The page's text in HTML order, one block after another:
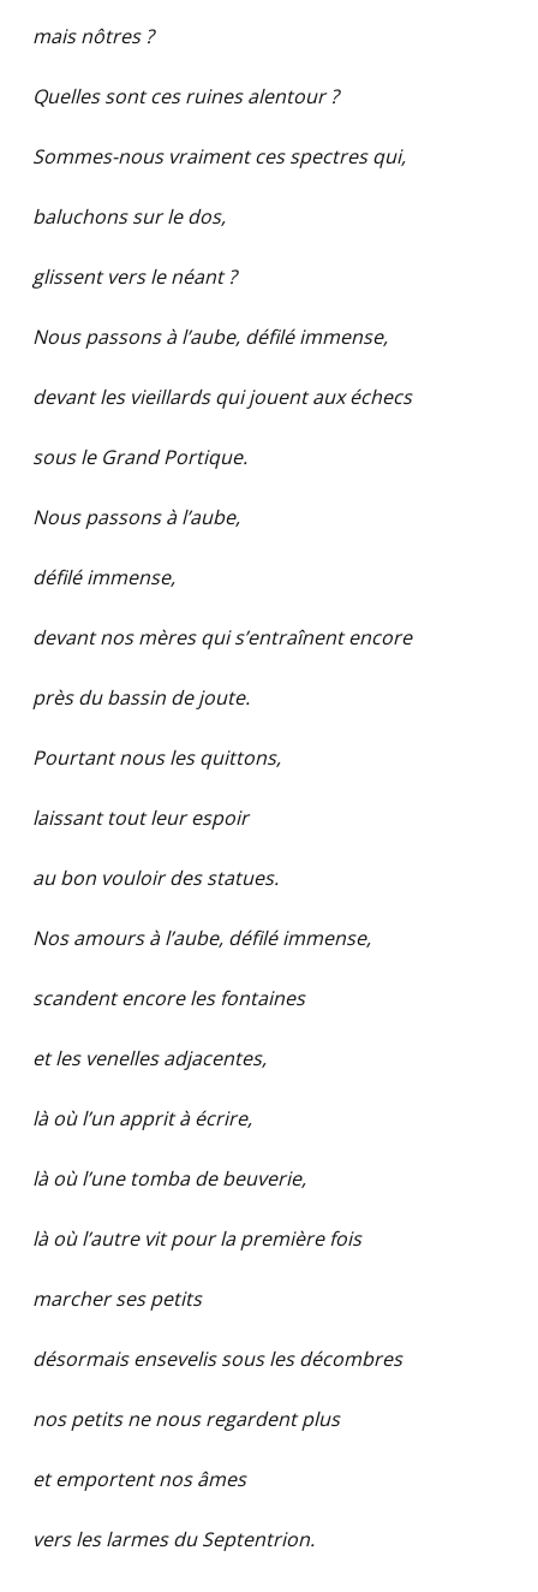
mais nôtres ?
Quelles sont ces ruines alentour ?
Sommes-nous vraiment ces spectres qui,
baluchons sur le dos,
glissent vers le néant ?
Nous passons à l’aube, défilé immense,
devant les vieillards qui jouent aux échecs
sous le Grand Portique.
Nous passons à l’aube,
défilé immense,
devant nos mères qui s’entraînent encore
près du bassin de joute.
Pourtant nous les quittons,
laissant tout leur espoir
au bon vouloir des statues.
Nos amours à l’aube, défilé immense,
scandent encore les fontaines
et les venelles adjacentes,
là où l’un apprit à écrire,
là où l’une tomba de beuverie,
là où l’autre vit pour la première fois
marcher ses petits
désormais ensevelis sous les décombres
nos petits ne nous regardent plus
et emportent nos âmes
vers les larmes du Septentrion.